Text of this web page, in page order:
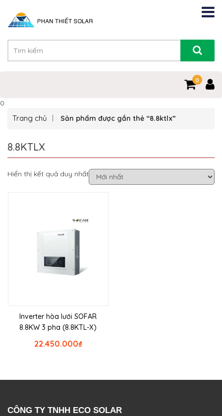
0
0
Trang chủ Sản phẩm được gắn thẻ “8.8ktlx”
8.8KTLX
Hiển thị kết quả duy nhất
Inverter hòa lưới SOFAR
8.8KW 3 pha (8.8KTL-X)
₫
22.450.000
CÔNG TY TNHH ECO SOLAR